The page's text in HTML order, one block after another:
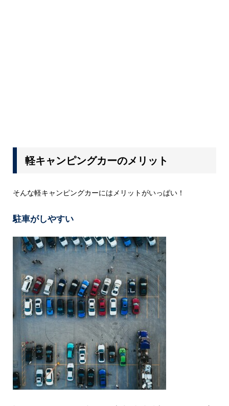
軽キャンピングカーのメリット
そんな軽キャンピングカーにはメリットがいっぱい！
駐車がしやすい